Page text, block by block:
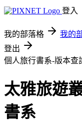
登入
我的部落格 我的
登出
個人旅行書系-版本查
太雅旅遊
書系